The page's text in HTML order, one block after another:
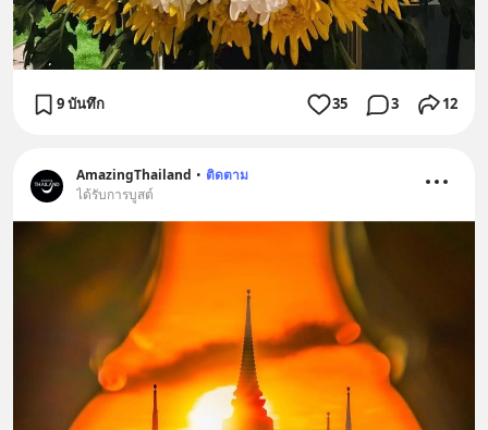
9 บันทึก 35 3 12
AmazingThailand • ติดตาม
ได้รับการบูสต์